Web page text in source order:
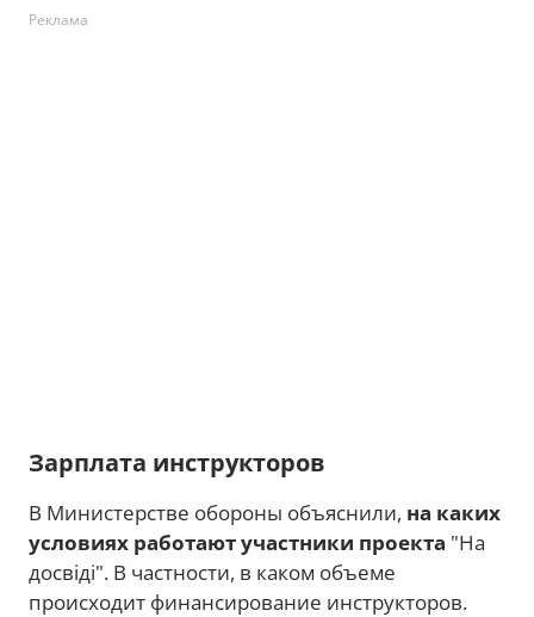
Реклама
Зарплата инструкторов
В Министерстве обороны объяснили, на каких
условиях работают участники проекта "На
досвіді". В частности, в каком объеме
происходит финансирование инструкторов.